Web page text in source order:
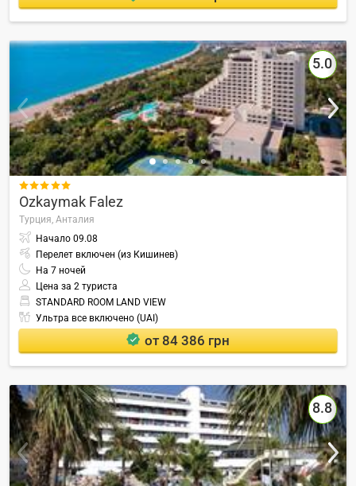
5.0

Ozkaymak Falez
Турция, Анталия
Начало 09.08
Перелет включен (из Кишинев)
На 7 ночей
Цена за 2 туриста
STANDARD ROOM LAND VIEW
Ультра все включено (UAI)
от 84 386 грн
8.8